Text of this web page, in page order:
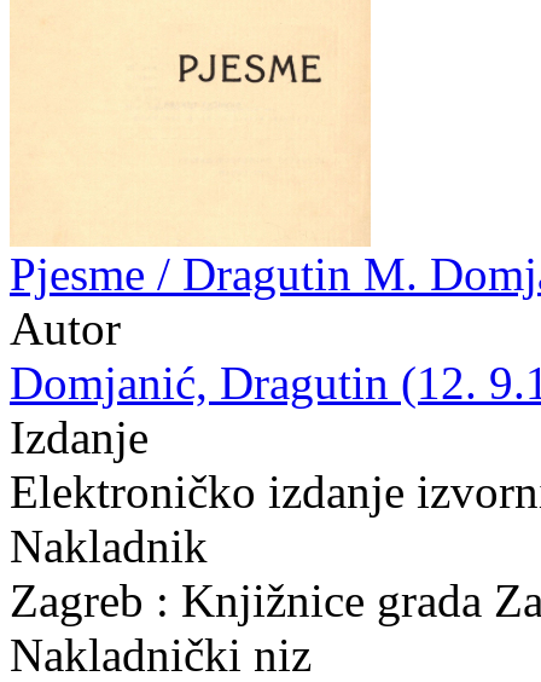
Pjesme / Dragutin M.
Autor
Domjanić, Dragutin (12.
Izdanje
Elektroničko izdanje
Nakladnik
Zagreb : Knjižnice grada
Nakladnički niz